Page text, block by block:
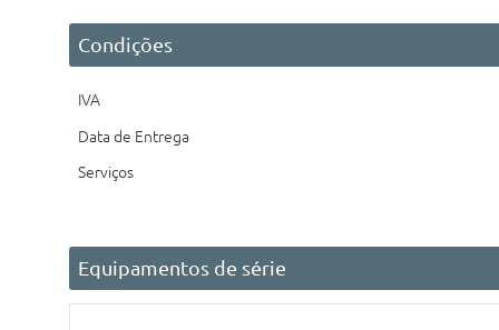
Condições
IVA
Data de Entrega
Serviços
Equipamentos de série